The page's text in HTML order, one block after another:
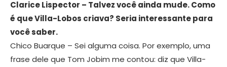
Clarice Lispector – Talvez você ainda mude. Como
é que Villa-Lobos criava? Seria interessante para
você saber.
Chico Buarque – Sei alguma coisa. Por exemplo, uma
frase dele que Tom Jobim me contou: diz que Villa-